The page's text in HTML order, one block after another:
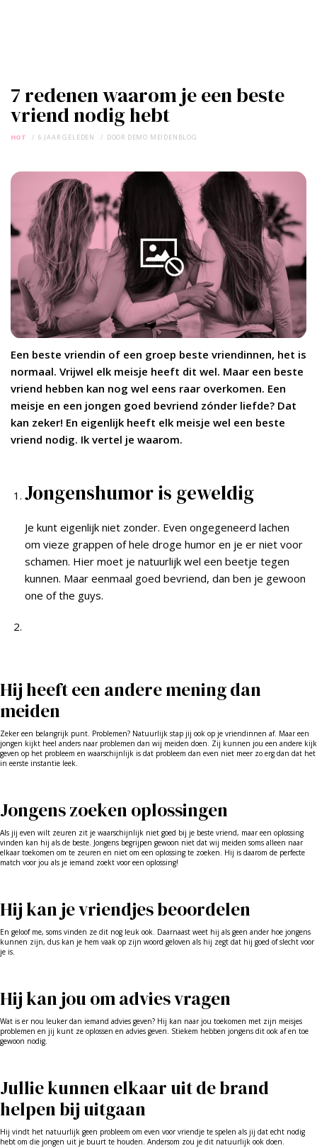
7 redenen waarom je een beste
vriend nodig hebt
HOT 6 JAAR GELEDEN DOOR DEMO MEIDENBLOG
Een beste vriendin of een groep beste vriendinnen, het is
normaal. Vrijwel elk meisje heeft dit wel. Maar een beste
vriend hebben kan nog wel eens raar overkomen. Een
meisje en een jongen goed bevriend zónder liefde? Dat
kan zeker! En eigenlijk heeft elk meisje wel een beste
vriend nodig. Ik vertel je waarom.
Jongenshumor is geweldig
Je kunt eigenlijk niet zonder. Even ongegeneerd lachen
om vieze grappen of hele droge humor en je er niet voor
schamen. Hier moet je natuurlijk wel een beetje tegen
kunnen. Maar eenmaal goed bevriend, dan ben je gewoon
one of the guys.
Hij heeft een andere mening dan
meiden
Zeker een belangrijk punt. Problemen? Natuurlijk stap jij ook op je vriendinnen af. Maar een
jongen kijkt heel anders naar problemen dan wij meiden doen. Zij kunnen jou een andere kijk
geven op het probleem en waarschijnlijk is dat probleem dan even niet meer zo erg dan dat het
in eerste instantie leek.
Jongens zoeken oplossingen
Als jij even wilt zeuren zit je waarschijnlijk niet goed bij je beste vriend, maar een oplossing
vinden kan hij als de beste. Jongens begrijpen gewoon niet dat wij meiden soms alleen naar
elkaar toekomen om te zeuren en niet om een oplossing te zoeken. Hij is daarom de perfecte
match voor jou als je iemand zoekt voor een oplossing!
Hij kan je vriendjes beoordelen
En geloof me, soms vinden ze dit nog leuk ook. Daarnaast weet hij als geen ander hoe jongens
kunnen zijn, dus kan je hem vaak op zijn woord geloven als hij zegt dat hij goed of slecht voor
je is.
Hij kan jou om advies vragen
Wat is er nou leuker dan iemand advies geven? Hij kan naar jou toekomen met zijn meisjes
problemen en jij kunt ze oplossen en advies geven. Stiekem hebben jongens dit ook af en toe
gewoon nodig.
Jullie kunnen elkaar uit de brand
helpen bij uitgaan
Hij vindt het natuurlijk geen probleem om even voor vriendje te spelen als jij dat echt nodig
hebt om die jongen uit je buurt te houden. Andersom zou je dit natuurlijk ook doen.